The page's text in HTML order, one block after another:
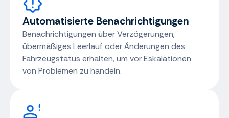
Automatisierte Benachrichtigungen
Benachrichtigungen über Verzögerungen,
übermäßiges Leerlauf oder Änderungen des
Fahrzeugstatus erhalten, um vor Eskalationen
von Problemen zu handeln.